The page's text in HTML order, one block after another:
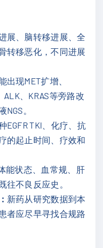
展、脑转移进展、全
转移恶化，不同进展
出现MET扩增、
ALK、KRAS等旁路改
。
EGFR TKI、化疗、抗
的起止时间、疗效和
能状态、血常规、肝
往不良反应史。
新药从研究数据到本
者应尽早寻找合规路